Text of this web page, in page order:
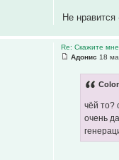
Не
Re: Скажите
Адонис 18
чёй то?
очень